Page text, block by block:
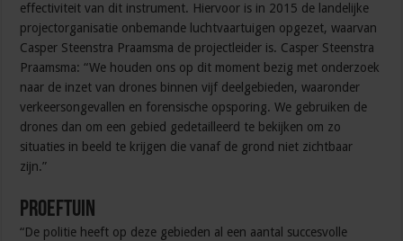
effectiviteit van dit instrument. Hiervoor is in 2015 de landelijke
projectorganisatie onbemande luchtvaartuigen opgezet, waarvan
Casper Steenstra Praamsma de projectleider is. Casper Steenstra
Praamsma: “We houden ons op dit moment bezig met onderzoek
naar de inzet van drones binnen vijf deelgebieden, waaronder
verkeersongevallen en forensische opsporing. We gebruiken de
drones dan om een gebied gedetailleerd te bekijken om zo
situaties in beeld te krijgen die vanaf de grond niet zichtbaar
zijn.”
Proeftuin
“De politie heeft op deze gebieden al een aantal succesvolle